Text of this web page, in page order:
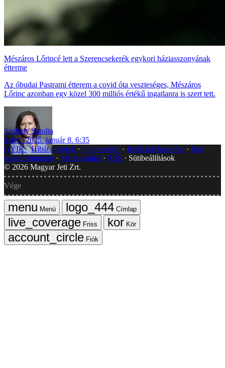
Mészáros Lőrincé lett a Szerencsekerék egykori háziasszonyának
étterme
Az óbudai Pastrami étterem a covid óta veszteséges, Mészáros
Lőrinc azonban egy közel 300 milliós értékű ingatlanra is szert tett.
Székely Sarolta
üzlet
2025. január 8. 6:35
GYIK Hibát jelentek Impresszum Javítások kezelése
Jogi
dokumentumok
Médiaajánlat RSS
Sütibeállítások
© 2026 Magyar Jeti Zrt.
Vége
Menü
Címlap
Friss
Kör
Fiók